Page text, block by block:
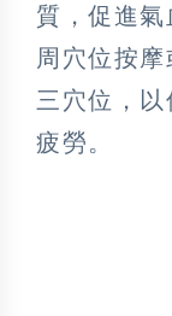
質，促進
周穴位按
三穴位，
疲勞。